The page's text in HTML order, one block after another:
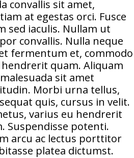
convallis sit amet,
at egestas orci. Fusce
sed iaculis. Nullam ut
convallis. Nulla neque
fermentum et, commodo
hendrerit quam. Aliquam
sit amet
Morbi urna tellus,
quis, cursus in velit.
varius eu hendrerit
Suspendisse potenti.
arcu ac lectus porttitor
platea dictumst.